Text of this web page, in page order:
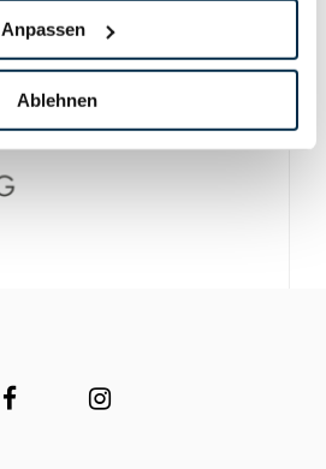
Anpassen
Ablehnen